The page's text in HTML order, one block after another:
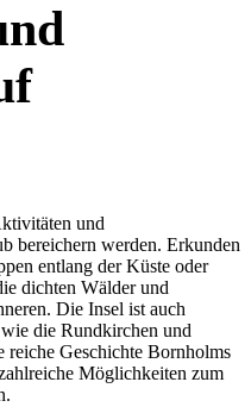
und
bereichern werden. Erkunden
entlang der Küste oder
dichten Wälder und
Die Insel ist auch
die Rundkirchen und
Geschichte Bornholms
Möglichkeiten zum